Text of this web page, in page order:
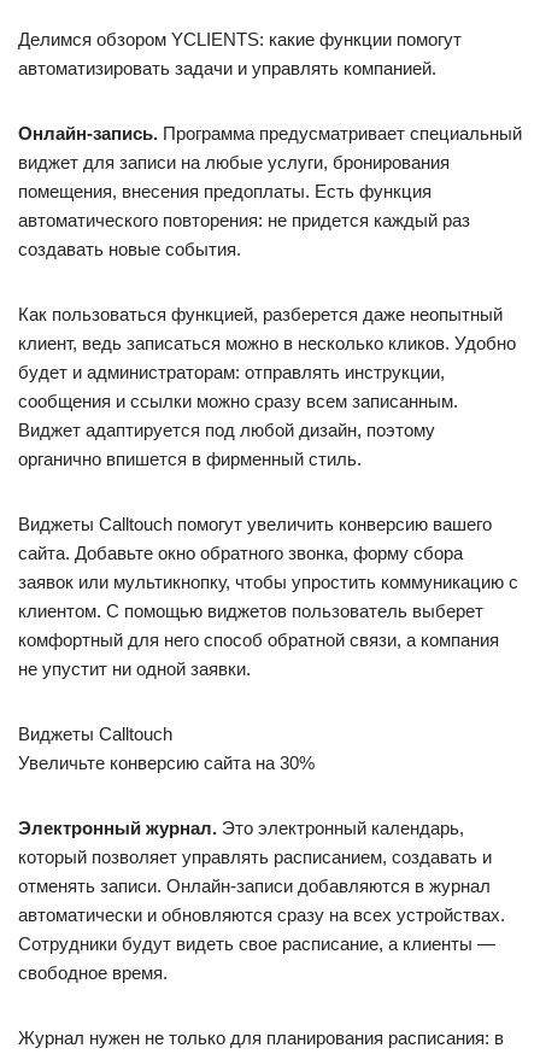
Делимся обзором YCLIENTS: какие функции помогут
автоматизировать задачи и управлять компанией.
Онлайн-запись. Программа предусматривает специальный
виджет для записи на любые услуги, бронирования
помещения, внесения предоплаты. Есть функция
автоматического повторения: не придется каждый раз
создавать новые события.
Как пользоваться функцией, разберется даже неопытный
клиент, ведь записаться можно в несколько кликов. Удобно
будет и администраторам: отправлять инструкции,
сообщения и ссылки можно сразу всем записанным.
Виджет адаптируется под любой дизайн, поэтому
органично впишется в фирменный стиль.
Виджеты Calltouch помогут увеличить конверсию вашего
сайта. Добавьте окно обратного звонка, форму сбора
заявок или мультикнопку, чтобы упростить коммуникацию с
клиентом. С помощью виджетов пользователь выберет
комфортный для него способ обратной связи, а компания
не упустит ни одной заявки.
Виджеты Calltouch
Увеличьте конверсию сайта на 30%
Электронный журнал. Это электронный календарь,
который позволяет управлять расписанием, создавать и
отменять записи. Онлайн-записи добавляются в журнал
автоматически и обновляются сразу на всех устройствах.
Сотрудники будут видеть свое расписание, а клиенты —
свободное время.
Журнал нужен не только для планирования расписания: в